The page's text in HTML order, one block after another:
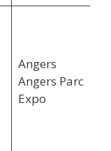
Angers
Angers Parc
Expo